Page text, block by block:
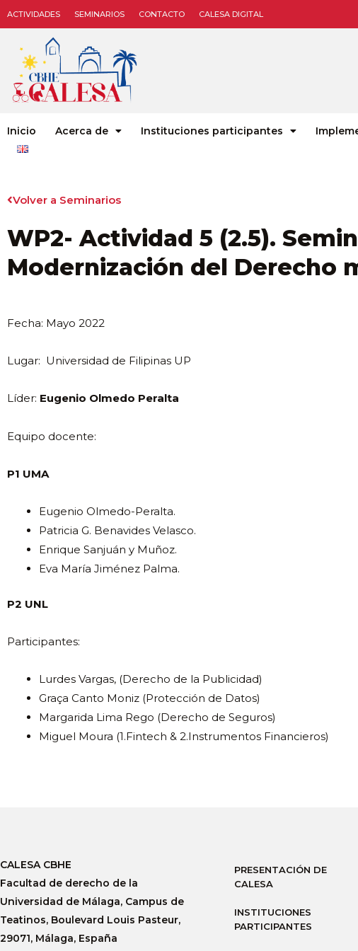
ACTIVIDADES SEMINARIOS CONTACTO CALESA DIGITAL
Inicio Acerca de Instituciones participantes
Volver a Seminarios
WP2- Actividad 5 (2.5).
Modernización del Derecho
Fecha: Mayo 2022
Lugar: Universidad de Filipinas UP
Líder: Eugenio Olmedo Peralta
Equipo docente:
P1 UMA
Eugenio Olmedo-Peralta.
Patricia G. Benavides Velasco.
Enrique Sanjuán y Muñoz.
Eva María Jiménez Palma.
P2 UNL
Participantes:
Lurdes Vargas, (Derecho de la Publicidad)
Graça Canto Moniz (Protección de Datos)
Margarida Lima Rego (Derecho de Seguros)
Miguel Moura (1.Fintech & 2.Instrumentos Financieros)
CALESA CBHE
Facultad de derecho de la
Universidad de Málaga, Campus de
Teatinos, Boulevard Louis Pasteur,
29071, Málaga, España
PRESENTACIÓN DE
CALESA
INSTITUCIONES
PARTICIPANTES